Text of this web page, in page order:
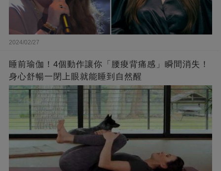
2024/02/27
睡前瑜伽！4個動作讓你「腰痠背痛感」瞬間消失！
身心舒暢一閉上眼就能睡到自然醒